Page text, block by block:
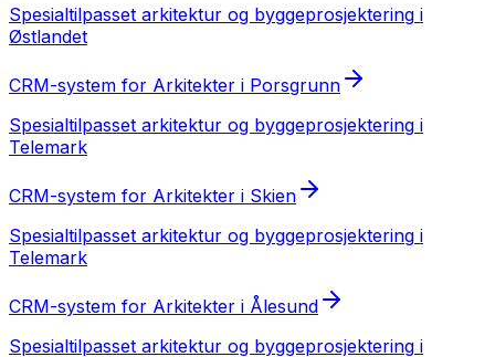
Spesialtilpasset arkitektur og byggeprosjektering i
Østlandet
CRM-system for Arkitekter i Porsgrunn
Spesialtilpasset arkitektur og byggeprosjektering i
Telemark
CRM-system for Arkitekter i Skien
Spesialtilpasset arkitektur og byggeprosjektering i
Telemark
CRM-system for Arkitekter i Ålesund
Spesialtilpasset arkitektur og byggeprosjektering i